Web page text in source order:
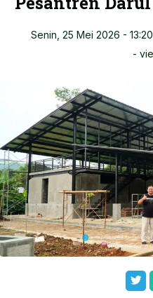
Senin, 25 Mei 2026 -
-